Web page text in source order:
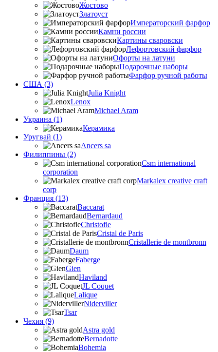
Жостово
Златоуст
Императорский фарфор
Камни россии
Картины сваровски
Лефортовский фарфор
Офорты на латуни
Подарочные наборы
Фарфор ручной работы
США (3)
Julia Knight
Lenox
Michael Aram
Украина (1)
Керамика
Уругвай (1)
Ancers sa
Филиппины (2)
Csm international
corporation
Markalex creative craft
corp
Франция (13)
Baccarat
Bernardaud
Christofle
Cristal de Paris
Cristallerie de montbronn
Daum
Faberge
Gien
Haviland
JL Coquet
Lalique
Niderviller
Tsar
Чехия (9)
Astra gold
Bernadotte
Bohemia